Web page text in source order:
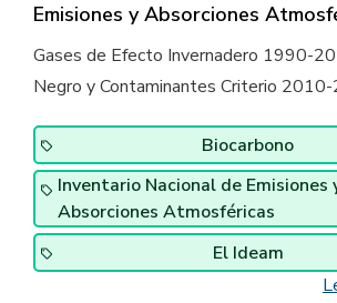
Emisiones y Absorciones
Gases de Efecto Invernadero 1990-
Negro y Contaminantes Criterio
Biocarbono
Inventario Nacional de Emisiones
Absorciones Atmosféricas
El Ideam